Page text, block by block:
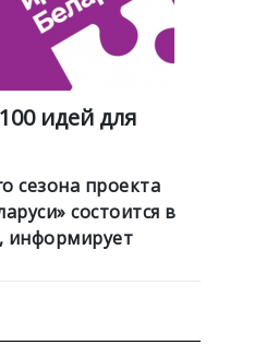
идей для
сезона проекта
состоится в
информирует